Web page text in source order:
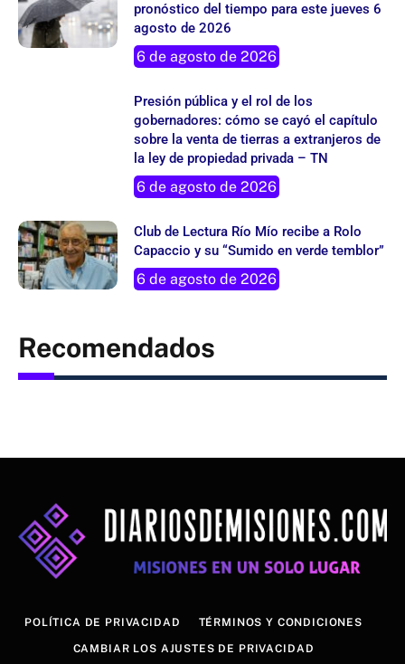
pronóstico del tiempo para este jueves 6
agosto de 2026
6 de agosto de 2026
Presión pública y el rol de los
gobernadores: cómo se cayó el capítulo
sobre la venta de tierras a extranjeros de
la ley de propiedad privada – TN
6 de agosto de 2026
Club de Lectura Río Mío recibe a Rolo
Capaccio y su “Sumido en verde temblor”
6 de agosto de 2026
Recomendados
POLÍTICA DE PRIVACIDAD TÉRMINOS Y CONDICIONES
CAMBIAR LOS AJUSTES DE PRIVACIDAD